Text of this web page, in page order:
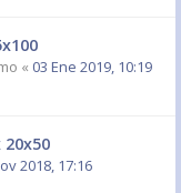
« 03 Ene 2019, 10:19
2018, 17:16